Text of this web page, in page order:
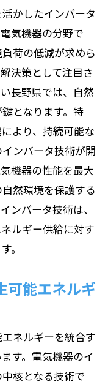
化がもたらす
めの技術革新
タ技術の適用
る技術開発
もたらす新たな
例
たなインバータ
最新インバータ
携強化
術革新
発
術実証
かしたインバータ
気機器の分野で
荷の低減が求めら
決策として注目さ
長野県では、自然
となります。特
より、持続可能な
ンバータ技術が開
機器の性能を最大
然環境を保護する
ンバータ技術は、
ルギー供給に対す
。
可能エネルギ
ネルギーを統合す
す。電気機器のイ
核となる技術で